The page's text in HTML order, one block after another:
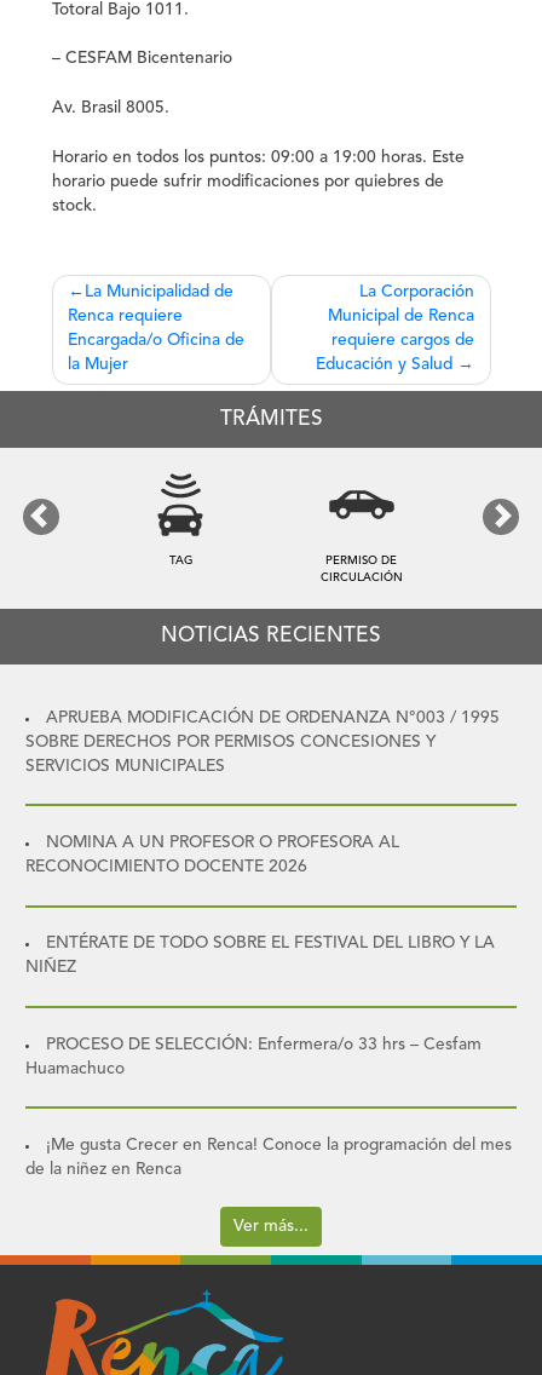
Totoral Bajo 1011.
– CESFAM Bicentenario
Av. Brasil 8005.
Horario en todos los puntos: 09:00 a 19:00 horas. Este
horario puede sufrir modificaciones por quiebres de
stock.
Navegación
de
entradas
La Municipalidad de
Renca requiere
Encargada/o Oficina de
la Mujer
La Corporación
Municipal de Renca
requiere cargos de
Educación y Salud
TRÁMITES
TAG
PERMISO DE
CIRCULACIÓN
Previous Next
NOTICIAS RECIENTES
APRUEBA MODIFICACIÓN DE ORDENANZA N°003 / 1995
SOBRE DERECHOS POR PERMISOS CONCESIONES Y
SERVICIOS MUNICIPALES
NOMINA A UN PROFESOR O PROFESORA AL
RECONOCIMIENTO DOCENTE 2026
ENTÉRATE DE TODO SOBRE EL FESTIVAL DEL LIBRO Y LA
NIÑEZ
PROCESO DE SELECCIÓN: Enfermera/o 33 hrs – Cesfam
Huamachuco
¡Me gusta Crecer en Renca! Conoce la programación del mes
de la niñez en Renca
Ver más...